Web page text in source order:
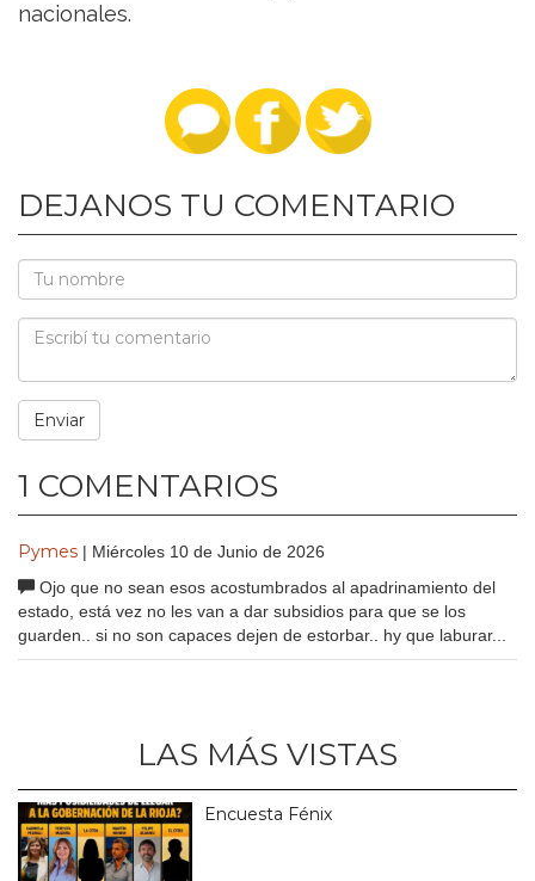
nacionales.
DEJANOS TU COMENTARIO
1 COMENTARIOS
Pymes | Miércoles 10 de Junio de 2026
Ojo que no sean esos acostumbrados al apadrinamiento del
estado, está vez no les van a dar subsidios para que se los
guarden.. si no son capaces dejen de estorbar.. hy que laburar...
LAS MÁS VISTAS
Encuesta Fénix